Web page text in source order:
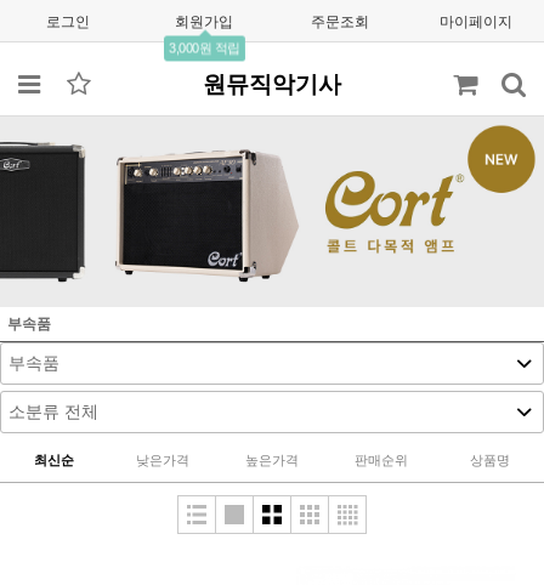
로그인 회원가입
3,000원 적립
주문조회 마이페이지
원뮤직악기사
부속품
최신순 낮은가격 높은가격 판매순위 상품명